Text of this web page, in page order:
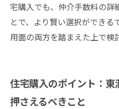
宅購入でも、仲介手数料の詳
とで、より賢い選択ができる
用面の両方を踏まえた上で検
住宅購入のポイント：
押さえるべきこと